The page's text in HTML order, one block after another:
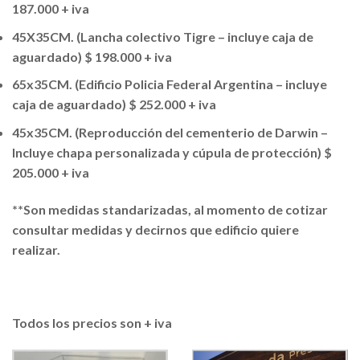
187.000 + iva
45X35CM. (Lancha colectivo Tigre – incluye caja de
aguardado) $ 198.000 + iva
65x35CM. (Edificio Policia Federal Argentina – incluye
caja de aguardado) $ 252.000 + iva
45x35CM. (Reproducción del cementerio de Darwin –
Incluye chapa personalizada y cúpula de protección) $
205.000 + iva
**Son medidas standarizadas, al momento de cotizar
consultar medidas y decirnos que edificio quiere
realizar.
Todos los precios son + iva